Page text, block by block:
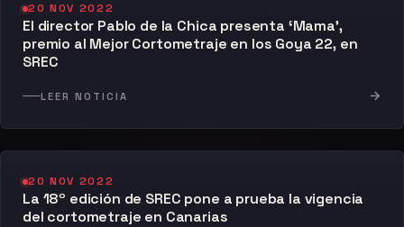
20 NOV 2022
El director Pablo de la Chica presenta ‘Mama’,
premio al Mejor Cortometraje en los Goya 22, en
SREC
LEER NOTICIA →
20 NOV 2022
La 18º edición de SREC pone a prueba la vigencia
del cortometraje en Canarias